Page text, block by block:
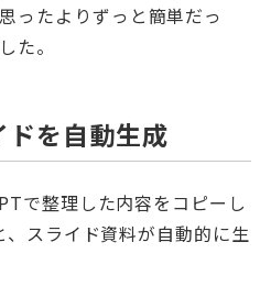
ったよりずっと簡単だっ
た。
を自動生成
で整理した内容をコピーし
スライド資料が自動的に生